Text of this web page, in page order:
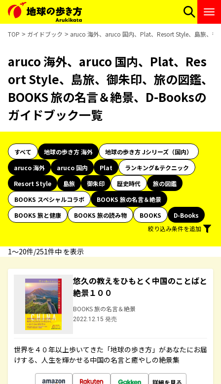
TOP ガイドブック aruco 海外、aruco 国内、Plat、Resort Style、島旅、
aruco 海外、aruco 国内、Plat、Res
ort Style、島旅、御朱印、旅の図鑑、
BOOKS 旅の名言＆絶景、D-Booksの
ガイドブック一覧
すべて 地球の歩き方 海外
地球の歩き方 Jシリーズ（国内）
aruco 海外
aruco 国内 Plat
ランキング&テクニック
Resort Style
島旅 御朱印 歴史時代
旅の図鑑
BOOKS スペシャルコラボ
BOOKS 旅の名言＆絶景
BOOKS 旅と健康
BOOKS 旅の読み物 BOOKS
D-Books
絞り込み条件を追加
1〜20件/251件中 を表示
悠久の教えをひもとく中国のことばと
絶景１００
BOOKS 旅の名言＆絶景
2022.12.15 発売
世界を４０年以上歩いてきた「地球の歩き方」があなたにお届
けする、人生を輝かせる中国の名言と癒やしの絶景集
詳細を見る